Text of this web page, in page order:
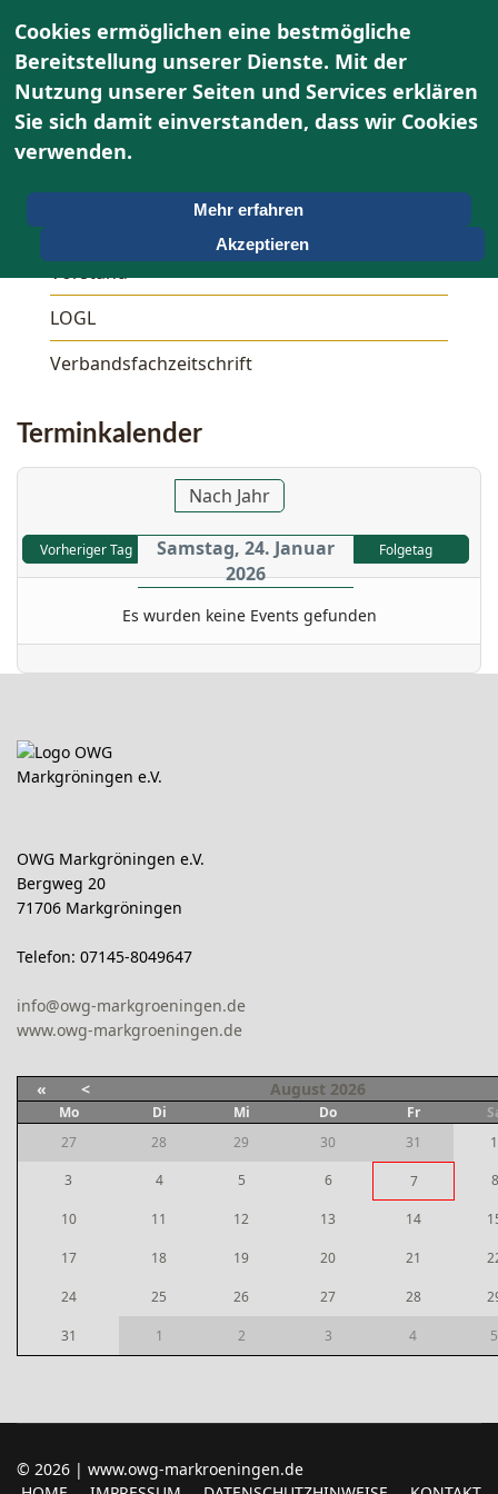
Über uns
Vorstand
LOGL
Verbandsfachzeitschrift
Terminkalender
Nach Jahr
Vorheriger Tag
Samstag, 24. Januar
2026
Folgetag
Es wurden keine Events gefunden
OWG Markgröningen e.V.
Bergweg 20
71706 Markgröningen
Telefon: 07145-8049647
info@owg-markgroeningen.de
www.owg-markgroeningen.de
« < August 2026
Mo Di Mi Do Fr
27
28 29 30 31
1
3
4 5 6 7 8
10 11 12 13 14
17 18 19 20 21
24 25 26 27 28
31 1 2 3 4 5
© 2026 | www.owg-markroeningen.de
Cookies ermöglichen eine bestmögliche
Bereitstellung unserer Dienste. Mit der
Nutzung unserer Seiten und Services erklären
Sie sich damit einverstanden, dass wir Cookies
verwenden.
Mehr erfahren
Akzeptieren